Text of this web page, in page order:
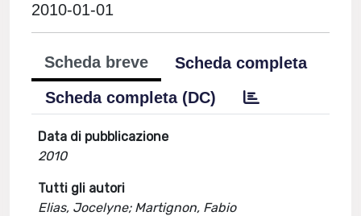
2010-01-01
Scheda breve
Scheda completa
Scheda completa (DC)
Data di pubblicazione
2010
Tutti gli autori
Elias, Jocelyne; Martignon, Fabio